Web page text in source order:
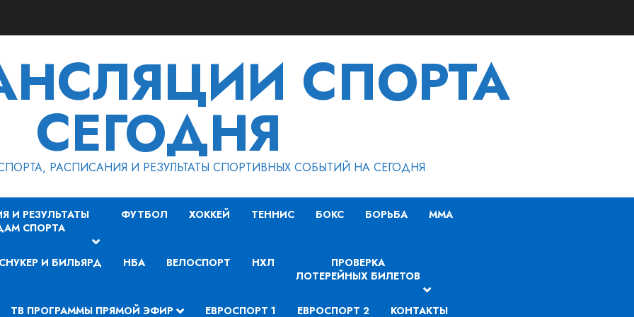
СПОРТА
СЕГОДНЯ
РАСПИСАНИЯ И РЕЗУЛЬТАТЫ СПОРТИВНЫХ СОБЫТИЙ НА СЕГОДНЯ
И РЕЗУЛЬТАТЫ
СПОРТА
ФУТБОЛ ХОККЕЙ ТЕННИС БОКС БОРЬБА MMA
СНУКЕР И БИЛЬЯРД НБА ВЕЛОСПОРТ НХЛ
ПРОВЕРКА
ЛОТЕРЕЙНЫХ БИЛЕТОВ
ТВ ПРОГРАММЫ ПРЯМОЙ ЭФИР ЕВРОСПОРТ 1 ЕВРОСПОРТ 2 КОНТАКТЫ